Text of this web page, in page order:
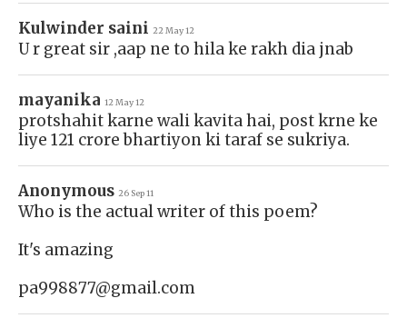
Kulwinder saini 22 May 12
U r great sir ,aap ne to hila ke rakh dia jnab
mayanika 12 May 12
protshahit karne wali kavita hai, post krne ke
liye 121 crore bhartiyon ki taraf se sukriya.
Anonymous 26 Sep 11
Who is the actual writer of this poem?
It's amazing
pa998877@gmail.com